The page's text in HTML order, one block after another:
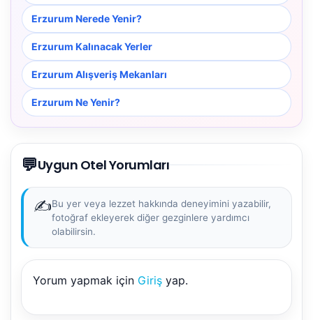
Erzurum Nerede Yenir?
Erzurum Kalınacak Yerler
Erzurum Alışveriş Mekanları
Erzurum Ne Yenir?
💬Uygun Otel Yorumları
✍️Bu yer veya lezzet hakkında deneyimini yazabilir,
fotoğraf ekleyerek diğer gezginlere yardımcı
olabilirsin.
Yorum yapmak için Giriş yap.